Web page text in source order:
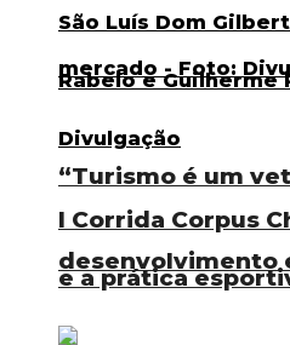
I Corrida Corpus
e a prática
“Turismo é um
desenvolvimento